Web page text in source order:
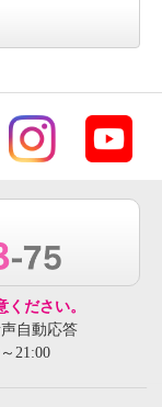
ださい。
自動応答
21:00